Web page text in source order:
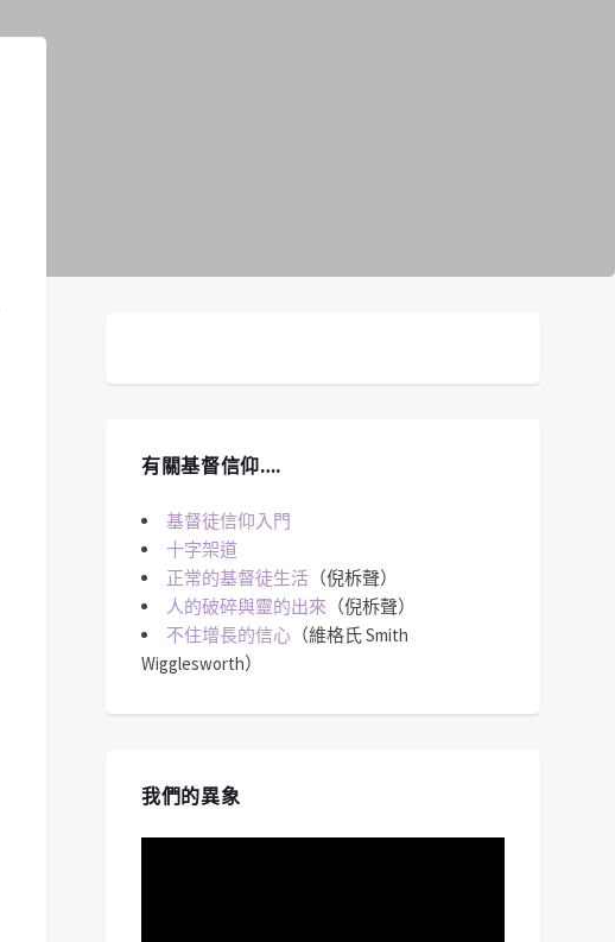
有關基督信仰….
基督徒信仰入門
十字架道
正常的基督徒生活 （倪柝聲）
人的破碎與靈的出來 （倪柝聲）
不住增長的信心 （維格氏 Smith
Wigglesworth）
我們的異象